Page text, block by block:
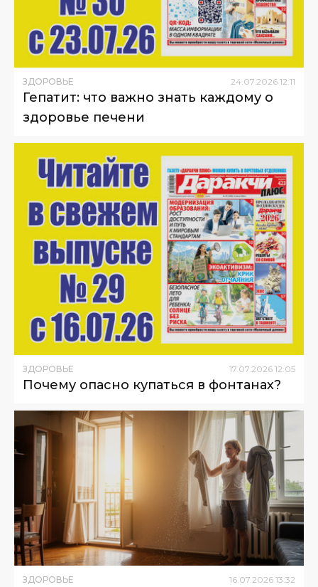
ЗДОРОВЬЕ 24.07.2026 12:11
Гепатит: что важно знать каждому о
здоровье печени
ЗДОРОВЬЕ 17 07 2026 12:05
Почему опасно купаться в фонтанах?
ЗДОРОВЬЕ 16.07.2026 13:32